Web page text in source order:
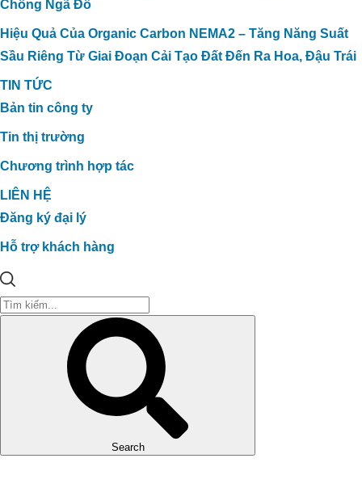
Chống Ngã Đổ
Hiệu Quả Của Organic Carbon NEMA2 – Tăng Năng Suất
Sầu Riêng Từ Giai Đoạn Cải Tạo Đất Đến Ra Hoa, Đậu Trái
TIN TỨC
Bản tin công ty
Tin thị trường
Chương trình hợp tác
LIÊN HỆ
Đăng ký đại lý
Hỗ trợ khách hàng
Search